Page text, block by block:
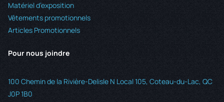
Matériel d’exposition
Vêtements promotionnels
Articles Promotionnels
Pour nous joindre
100 Chemin de la Rivière-Delisle N Local 105, Coteau-du-Lac, QC
J0P 1B0